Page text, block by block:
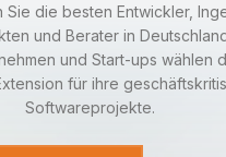
Sie die besten Entwickler,
und Berater in
und Start-ups wählen
für ihre
Softwareprojekte.